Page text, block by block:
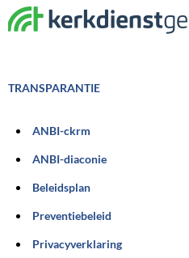
TRANSPARANTIE
ANBI-ckrm
ANBI-diaconie
Beleidsplan
Preventiebeleid
Privacyverklaring